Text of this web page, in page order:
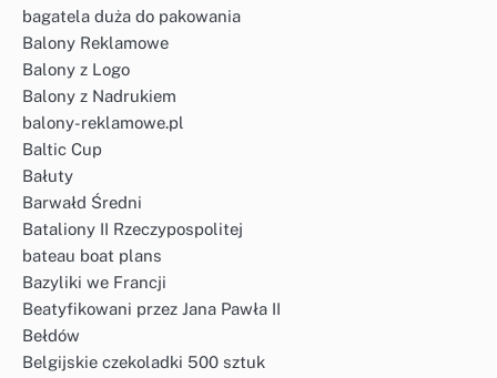
bagatela duża do pakowania
Balony Reklamowe
Balony z Logo
Balony z Nadrukiem
balony-reklamowe.pl
Baltic Cup
Bałuty
Barwałd Średni
Bataliony II Rzeczypospolitej
bateau boat plans
Bazyliki we Francji
Beatyfikowani przez Jana Pawła II
Bełdów
Belgijskie czekoladki 500 sztuk